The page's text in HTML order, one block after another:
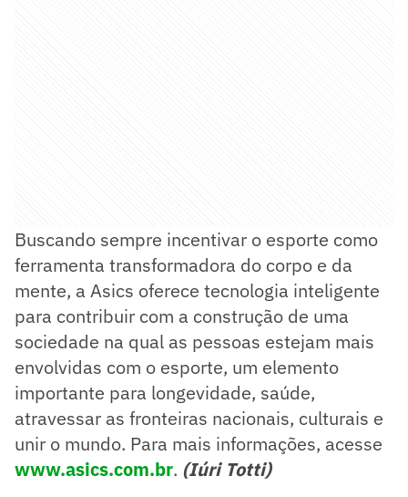
Buscando sempre incentivar o esporte como
ferramenta transformadora do corpo e da
mente, a Asics oferece tecnologia inteligente
para contribuir com a construção de uma
sociedade na qual as pessoas estejam mais
envolvidas com o esporte, um elemento
importante para longevidade, saúde,
atravessar as fronteiras nacionais, culturais e
unir o mundo. Para mais informações, acesse
www.asics.com.br. (Iúri Totti)